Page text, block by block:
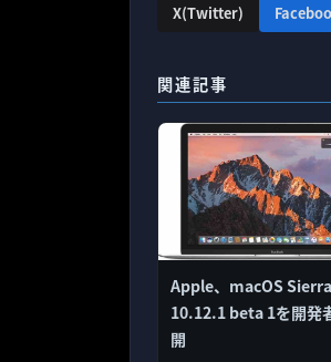
X(Twitter)
関連記事
Apple、macOS Sierra
10.12.1 beta 1を開発
開